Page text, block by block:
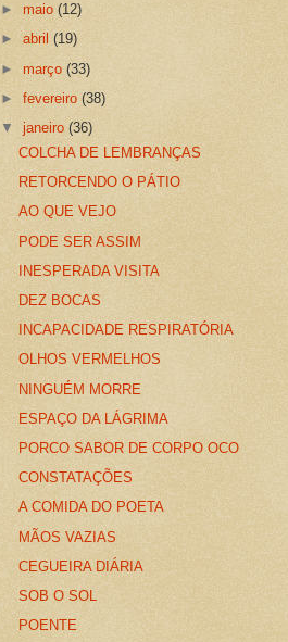
►maio(12)
►abril(19)
►março(33)
►fevereiro(38)
▼janeiro(36)
COLCHA DE LEMBRANÇAS
RETORCENDO O PÁTIO
AO QUE VEJO
PODE SER ASSIM
INESPERADA VISITA
DEZ BOCAS
INCAPACIDADE RESPIRATÓRIA
OLHOS VERMELHOS
NINGUÉM MORRE
ESPAÇO DA LÁGRIMA
PORCO SABOR DE CORPO OCO
CONSTATAÇÕES
A COMIDA DO POETA
MÃOS VAZIAS
CEGUEIRA DIÁRIA
SOB O SOL
POENTE